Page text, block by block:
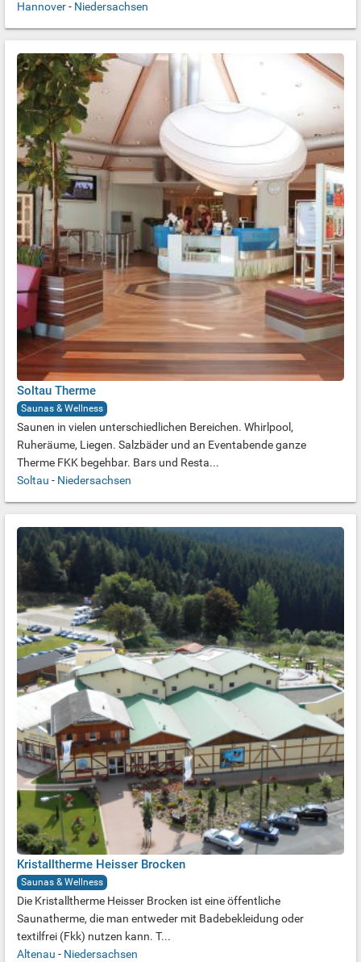
Hannover- Niedersachsen
Soltau Therme
Saunas & Wellness
Saunen in vielen unterschiedlichen Bereichen. Whirlpool,
Ruheräume, Liegen. Salzbäder und an Eventabende ganze
Therme FKK begehbar. Bars und Resta...
Soltau - Niedersachsen
Kristalltherme Heisser Brocken
Saunas & Wellness
Die Kristalltherme Heisser Brocken ist eine öffentliche
Saunatherme, die man entweder mit Badebekleidung oder
textilfrei (Fkk) nutzen kann. T...
Altenau - Niedersachsen